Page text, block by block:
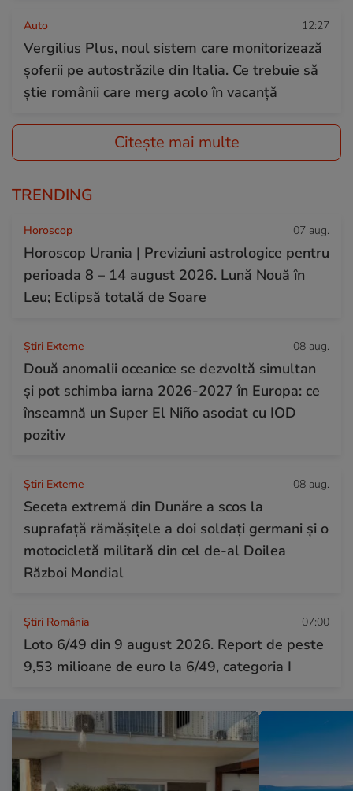
Auto 12:27
Vergilius Plus, noul sistem care monitorizează
șoferii pe autostrăzile din Italia. Ce trebuie să
știe românii care merg acolo în vacanță
Citește mai multe
TRENDING
Horoscop 07 aug.
Horoscop Urania | Previziuni astrologice pentru
perioada 8 – 14 august 2026. Lună Nouă în
Leu; Eclipsă totală de Soare
Știri Externe 08 aug.
Două anomalii oceanice se dezvoltă simultan
și pot schimba iarna 2026-2027 în Europa: ce
înseamnă un Super El Niño asociat cu IOD
pozitiv
Știri Externe 08 aug.
Seceta extremă din Dunăre a scos la
suprafață rămășițele a doi soldați germani și o
motocicletă militară din cel de-al Doilea
Război Mondial
Știri România 07:00
Loto 6/49 din 9 august 2026. Report de peste
9,53 milioane de euro la 6/49, categoria I